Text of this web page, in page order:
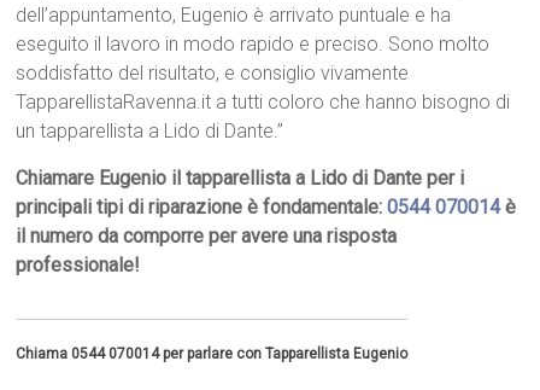
dell’appuntamento, Eugenio è arrivato puntuale e ha
eseguito il lavoro in modo rapido e preciso. Sono molto
soddisfatto del risultato, e consiglio vivamente
TapparellistaRavenna.it a tutti coloro che hanno bisogno di
un tapparellista a Lido di Dante.”
Chiamare Eugenio il tapparellista a Lido di Dante per i
principali tipi di riparazione è fondamentale:0544 070014è
il numero da comporre per avere una risposta
professionale!
Chiama 0544 070014 per parlare con Tapparellista Eugenio